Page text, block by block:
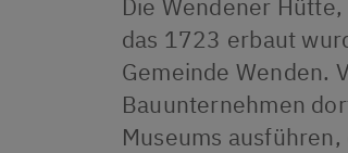
Die Wendener
das 1723 erbaut
Gemeinde Wenden.
Bauunternehmen
Museums